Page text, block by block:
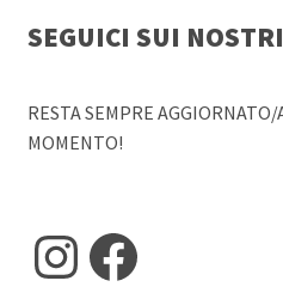
SEGUICI SUI
RESTA SEMPRE
MOMENTO!
Instagram
Facebook